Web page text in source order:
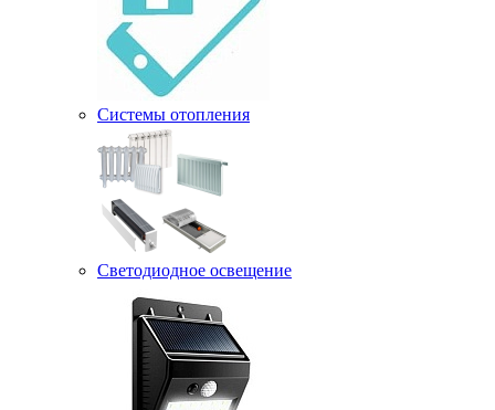
Системы отопления
Светодиодное освещение